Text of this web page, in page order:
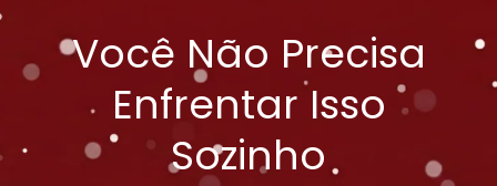
Você Não Precisa
Enfrentar Isso
Sozinho